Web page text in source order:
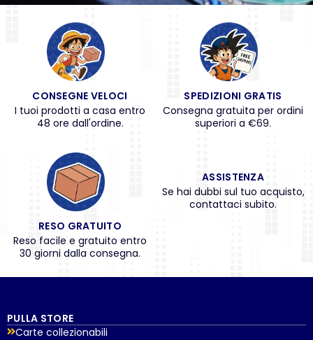
CONSEGNE VELOCI
I tuoi prodotti a casa entro
48 ore dall'ordine.
SPEDIZIONI GRATIS
Consegna gratuita per ordini
superiori a €69.
RESO GRATUITO
Reso facile e gratuito entro
30 giorni dalla consegna.
ASSISTENZA
Se hai dubbi sul tuo acquisto,
contattaci subito.
PULLA STORE
Carte collezionabili